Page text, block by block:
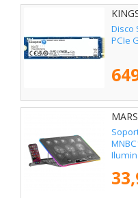
Disco
PCIe